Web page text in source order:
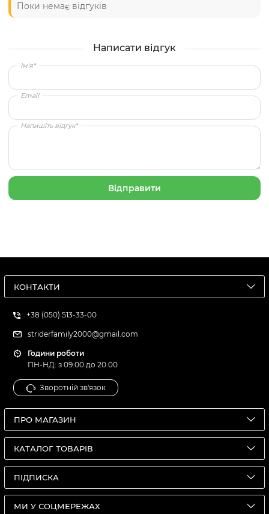
Поки немає відгуків
Написати відгук
Ім'я*
Email
Напишіть відгук*
КОНТАКТИ
+38 (050) 513-33-00
striderfamily2000@gmail.com
Години роботи
ПН-НД: з 09:00 до 20:00
Зворотній зв'язок
ПРО МАГАЗИН
КАТАЛОГ ТОВАРІВ
ПІДПИСКА
МИ У СОЦМЕРЕЖАХ